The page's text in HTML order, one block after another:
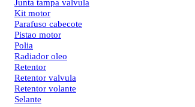
Junta tampa valvula
Kit motor
Parafuso cabecote
Pistao motor
Polia
Radiador oleo
Retentor
Retentor valvula
Retentor volante
Selante